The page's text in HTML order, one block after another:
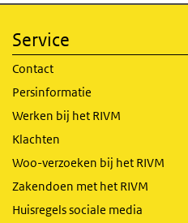
Service
Contact
Persinformatie
Werken bij het RIVM
Klachten
Woo-verzoeken bij het RIVM
Zakendoen met het RIVM
Huisregels sociale media